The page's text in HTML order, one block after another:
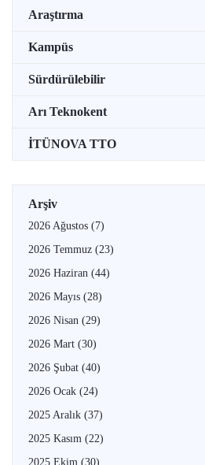
Araştırma
Kampüs
Sürdürülebilir
Arı Teknokent
İTÜNOVA TTO
Arşiv
2026 Ağustos (7)
2026 Temmuz (23)
2026 Haziran (44)
2026 Mayıs (28)
2026 Nisan (29)
2026 Mart (30)
2026 Şubat (40)
2026 Ocak (24)
2025 Aralık (37)
2025 Kasım (22)
2025 Ekim (30)